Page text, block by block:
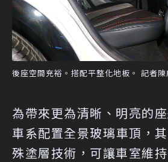
後座空間充裕。搭配平整化地板。 記者
為帶來更為清晰、明亮的
車系配置全景玻璃車頂，
殊塗層技術，可讓車室維